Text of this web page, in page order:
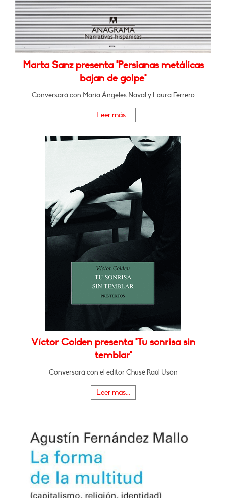
Marta Sanz presenta "Persianas metálicas
bajan de golpe"
Conversará con María Ángeles Naval y Laura Ferrero
Leer más...
Víctor Colden presenta "Tu sonrisa sin
temblar"
Conversará con el editor Chusé Raúl Usón
Leer más...